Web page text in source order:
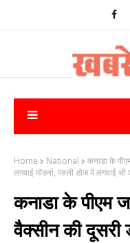
Home National
कनाडा के
लगवाई मॉडर्ना, पहली डोज में लगवाई
कनाडा के पीएम
वैक्सीन की दूसरी